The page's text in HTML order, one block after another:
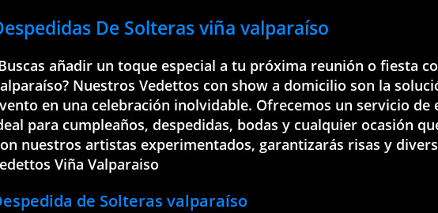
De Solteras viña valparaíso
añadir un toque especial a tu próxima reunión o fiesta
Nuestros Vedettos con show a domicilio son la
en una celebración inolvidable. Ofrecemos un servicio
para cumpleaños, despedidas, bodas y cualquier ocasión
nuestros artistas experimentados, garantizarás risas y
Viña Valparaiso
de Solteras valparaíso